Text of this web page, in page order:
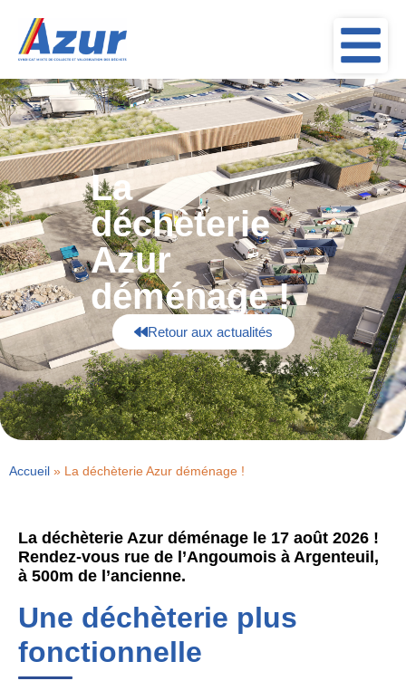
La
déchèterie
Azur
déménage !
Retour aux actualités
Accueil » La déchèterie Azur déménage !
La déchèterie Azur déménage le 17 août 2026 !
Rendez-vous rue de l’Angoumois à Argenteuil,
à 500m de l’ancienne.
Une déchèterie plus
fonctionnelle